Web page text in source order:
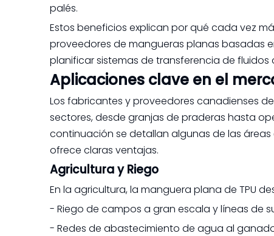
palés.
Estos beneficios explican por qué cada vez
proveedores de mangueras planas basadas
planificar sistemas de transferencia de
Aplicaciones clave en el
Los fabricantes y proveedores canadienses
sectores, desde granjas de praderas hasta
continuación se detallan algunas de las
ofrece claras ventajas.
Agricultura y Riego
En la agricultura, la manguera plana de TPU
- Riego de campos a gran escala y líneas de
- Redes de abastecimiento de agua al